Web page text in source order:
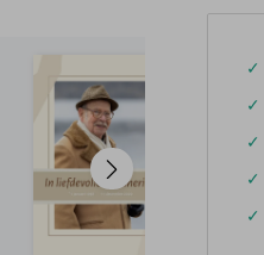
✓
✓
✓
✓
✓